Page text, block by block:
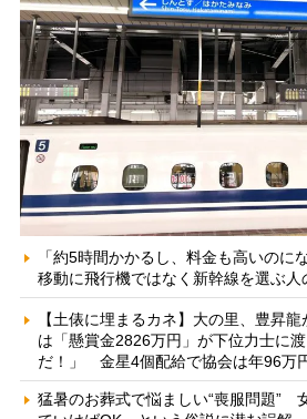
「約5時間かかるし、料金も高いのに
移動に飛行機ではなく新幹線を選ぶ人
【土俵に埋まるカネ】大の里、豊昇
は「懸賞金2826万円」が下位力士に
だ！」 金星4個配給で協会は年96万
猛暑のお葬式で悩ましい“喪服問題”